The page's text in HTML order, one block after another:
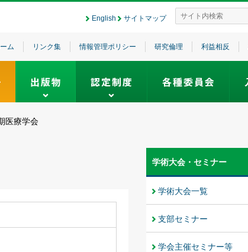
English サイトマップ
ム リンク集 情報管理ポリシー 研究倫理 利益相反
医療学会
学術大会・セミナー
学術大会一覧
支部セミナー
学会主催セミナー等